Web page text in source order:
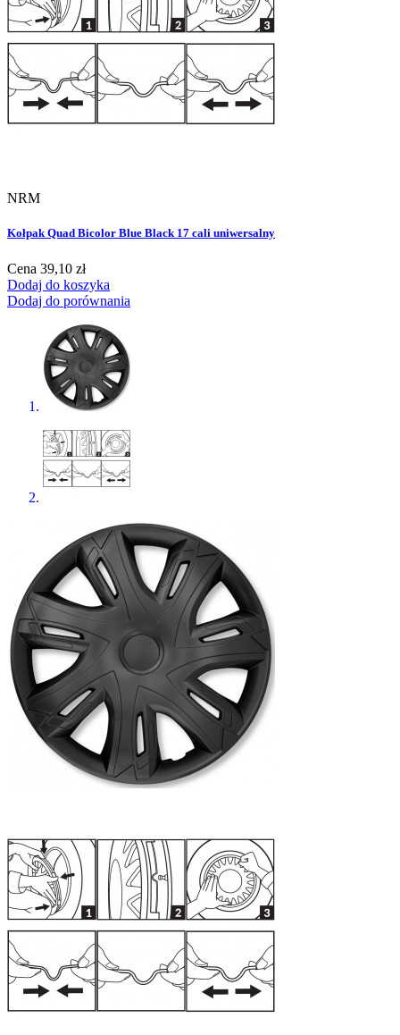
NRM
Kołpak Quad Bicolor Blue Black 17 cali uniwersalny
Cena 39,10 zł
Dodaj do koszyka
Dodaj do porównania